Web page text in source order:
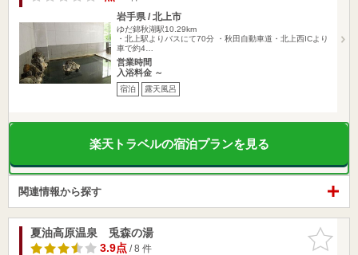
岩手県 / 北上市
ゆだ錦秋湖駅10.29km
・北上駅よりバスにて70分 ・秋田自動車道・北上西ICより
車で約4…
営業時間
入浴料金 ～
宿泊 露天風呂
楽天トラベルの宿泊プランを見る
関連情報から探す
お気に入
りに追加
夏油高原温泉 兎森の湯
3.9点/ 8 件